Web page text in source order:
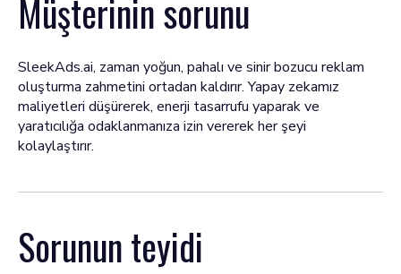
Müşterinin sorunu
SleekAds.ai, zaman yoğun, pahalı ve sinir bozucu reklam
oluşturma zahmetini ortadan kaldırır. Yapay zekamız
maliyetleri düşürerek, enerji tasarrufu yaparak ve
yaratıcılığa odaklanmanıza izin vererek her şeyi
kolaylaştırır.
Sorunun teyidi